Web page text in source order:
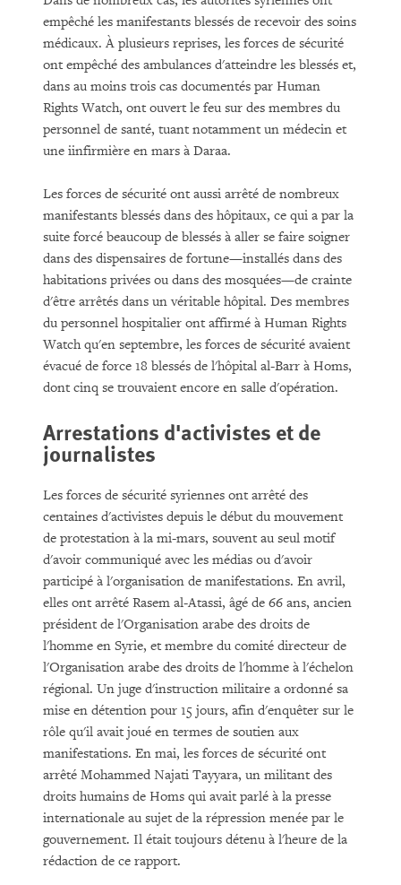
empêché les manifestants blessés de recevoir des soins
médicaux. À plusieurs reprises, les forces de sécurité
ont empêché des ambulances d'atteindre les blessés et,
dans au moins trois cas documentés par Human
Rights Watch, ont ouvert le feu sur des membres du
personnel de santé, tuant notamment un médecin et
une iinfirmière en mars à Daraa.
Les forces de sécurité ont aussi arrêté de nombreux
manifestants blessés dans des hôpitaux, ce qui a par la
suite forcé beaucoup de blessés à aller se faire soigner
dans des dispensaires de fortune—installés dans des
habitations privées ou dans des mosquées—de crainte
d'être arrêtés dans un véritable hôpital. Des membres
du personnel hospitalier ont affirmé à Human Rights
Watch qu'en septembre, les forces de sécurité avaient
évacué de force 18 blessés de l'hôpital al-Barr à Homs,
dont cinq se trouvaient encore en salle d'opération.
Arrestations d'activistes et de
journalistes
Les forces de sécurité syriennes ont arrêté des
centaines d'activistes depuis le début du mouvement
de protestation à la mi-mars, souvent au seul motif
d'avoir communiqué avec les médias ou d'avoir
participé à l'organisation de manifestations. En avril,
elles ont arrêté Rasem al-Atassi, âgé de 66 ans, ancien
président de l'Organisation arabe des droits de
l'homme en Syrie, et membre du comité directeur de
l'Organisation arabe des droits de l'homme à l'échelon
régional. Un juge d'instruction militaire a ordonné sa
mise en détention pour 15 jours, afin d'enquêter sur le
rôle qu'il avait joué en termes de soutien aux
manifestations. En mai, les forces de sécurité ont
arrêté Mohammed Najati Tayyara, un militant des
droits humains de Homs qui avait parlé à la presse
internationale au sujet de la répression menée par le
gouvernement. Il était toujours détenu à l'heure de la
rédaction de ce rapport.